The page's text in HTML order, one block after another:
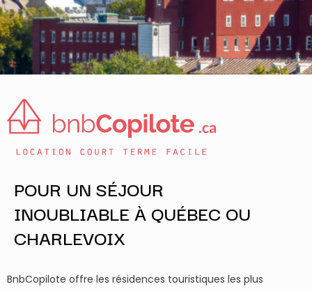
POUR UN SÉJOUR
INOUBLIABLE À QUÉBEC OU
CHARLEVOIX
BnbCopilote offre les résidences touristiques les plus